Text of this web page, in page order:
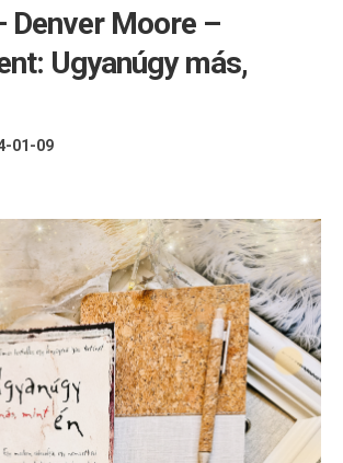
Denver Moore –
Ugyanúgy más,
01-09